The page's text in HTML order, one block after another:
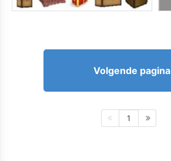
Volgende pagina
1